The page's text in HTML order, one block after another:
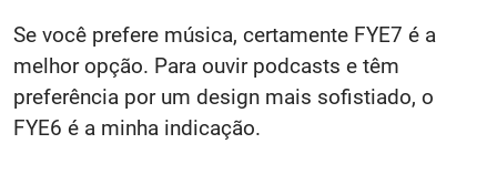
Se você prefere música, certamente FYE7 é a
melhor opção. Para ouvir podcasts e têm
preferência por um design mais sofistiado, o
FYE6 é a minha indicação.